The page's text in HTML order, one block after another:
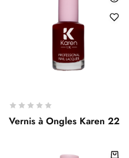
Vernis à Ongles Karen 22